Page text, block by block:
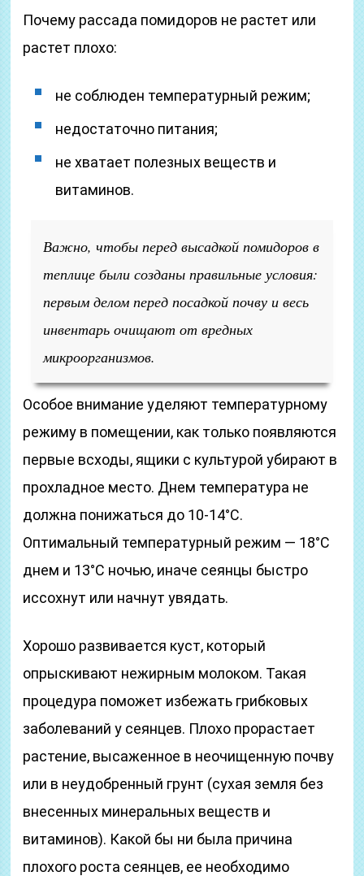
Почему рассада помидоров не растет или
растет плохо:
не соблюден температурный режим;
недостаточно питания;
не хватает полезных веществ и
витаминов.
Важно, чтобы перед высадкой помидоров в
теплице были созданы правильные условия:
первым делом перед посадкой почву и весь
инвентарь очищают от вредных
микроорганизмов.
Особое внимание уделяют температурному
режиму в помещении, как только появляются
первые всходы, ящики с культурой убирают в
прохладное место. Днем температура не
должна понижаться до 10-14°С.
Оптимальный температурный режим — 18°С
днем и 13°С ночью, иначе сеянцы быстро
иссохнут или начнут увядать.
Хорошо развивается куст, который
опрыскивают нежирным молоком. Такая
процедура поможет избежать грибковых
заболеваний у сеянцев. Плохо прорастает
растение, высаженное в неочищенную почву
или в неудобренный грунт (сухая земля без
внесенных минеральных веществ и
витаминов). Какой бы ни была причина
плохого роста сеянцев, ее необходимо